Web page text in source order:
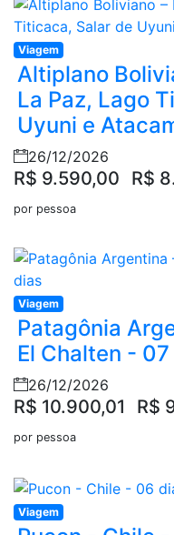
Viagem
Altiplano
La Paz, Lago
Uyuni e
26/12/2026
R$ 9.590,00 R$
por pessoa
Viagem
Patagônia
El Chalten -
26/12/2026
R$ 10.900,01 R$
por pessoa
Viagem